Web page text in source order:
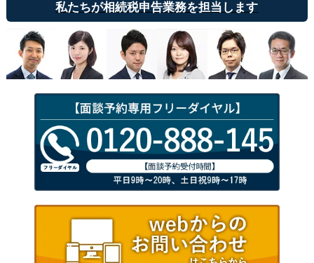
私たちが相続税申告業務を担当します